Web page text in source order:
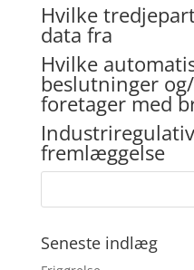
Hvilke
data fra
Hvilke
beslutninger
foretager med
fremlæggelse
Seneste indlæg